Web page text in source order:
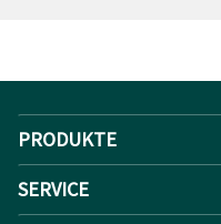
PRODUKTE
SERVICE